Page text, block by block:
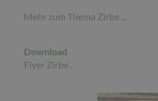
Mehr zum Thema Zirbe ...
Download
Flyer Zirbe .